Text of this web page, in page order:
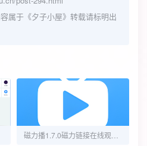
属于《夕子小屋》转载请标明出